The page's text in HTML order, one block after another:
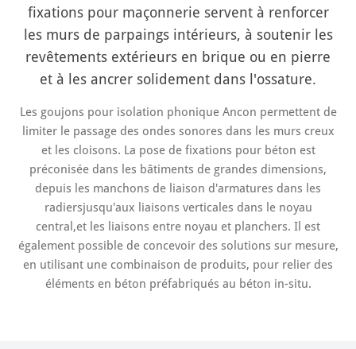
fixations pour maçonnerie servent à renforcer
les murs de parpaings intérieurs, à soutenir les
revêtements extérieurs en brique ou en pierre
et à les ancrer solidement dans l'ossature.
Les goujons pour isolation phonique Ancon permettent de
limiter le passage des ondes sonores dans les murs creux
et les cloisons. La pose de fixations pour béton est
préconisée dans les bâtiments de grandes dimensions,
depuis les manchons de liaison d'armatures dans les
radiersjusqu'aux liaisons verticales dans le noyau
central,et les liaisons entre noyau et planchers. Il est
également possible de concevoir des solutions sur mesure,
en utilisant une combinaison de produits, pour relier des
éléments en béton préfabriqués au béton in-situ.